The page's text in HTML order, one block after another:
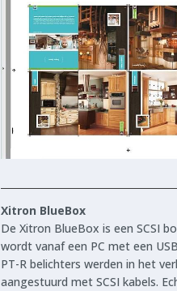
Xitron BlueBox
De Xitron BlueBox is een SCSI
wordt vanaf een PC met een
PT-R belichters werden in het
aangestuurd met SCSI kabels.